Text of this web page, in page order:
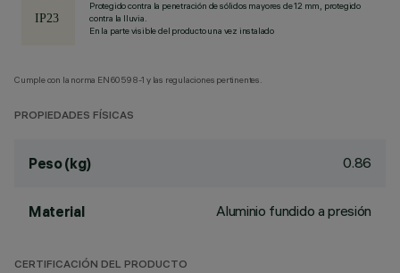
Protegido contra la penetración de sólidos mayores de 12 mm, protegido
contra la lluvia.
En la parte visible del producto una vez instalado
Cumple con la norma EN60598-1 y las regulaciones pertinentes.
PROPIEDADES FÍSICAS
Peso (kg) 0.86
Material Aluminio fundido a presión
CERTIFICACIÓN DEL PRODUCTO